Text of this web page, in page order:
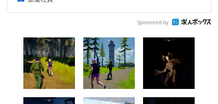
Sponsored by